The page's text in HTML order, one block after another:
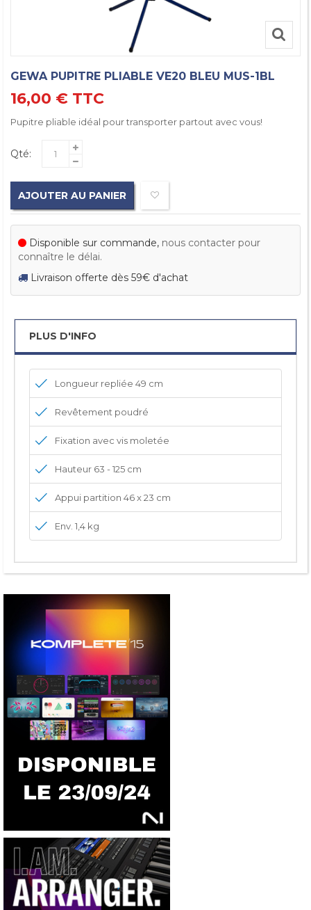
GEWA PUPITRE PLIABLE VE20 BLEU MUS-1BL
16,00 € TTC
Pupitre pliable idéal pour transporter partout avec vous!
Qté:
AJOUTER AU PANIER
Disponible sur commande, nous contacter pour
connaître le délai.
Livraison offerte dès 59€ d'achat
PLUS D'INFO
Longueur repliée 49 cm
Revêtement poudré
Fixation avec vis moletée
Hauteur 63 - 125 cm
Appui partition 46 x 23 cm
Env. 1,4 kg